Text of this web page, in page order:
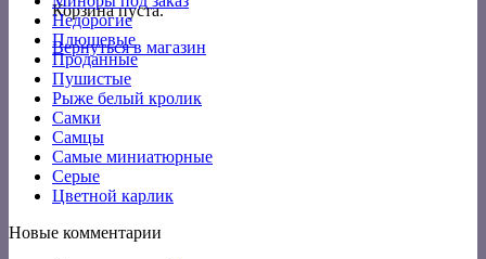
Корзина пуста.
Вернуться в магазин
Недорогие
Плюшевые
Проданные
Пушистые
Рыже белый кролик
Самки
Самцы
Самые миниатюрные
Серые
Цветной карлик
Новые комментарии